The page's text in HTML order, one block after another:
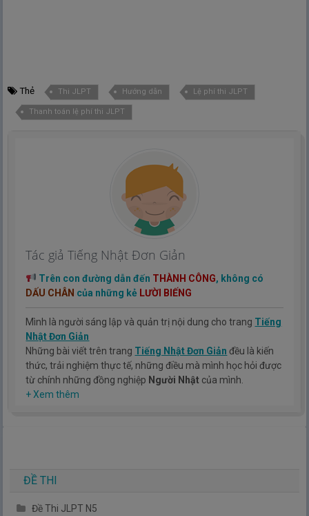
Thẻ Thi JLPT Hướng dẫn Lệ phí thi JLPT
Thanh toán lệ phí thi JLPT
Tác giả Tiếng Nhật Đơn Giản
Trên con đường dẫn đến THÀNH CÔNG, không có
DẤU CHÂN của những kẻ LƯỜI BIẾNG
Mình là người sáng lập và quản trị nội dung cho trang Tiếng
Nhật Đơn Giản
Những bài viết trên trang Tiếng Nhật Đơn Giản đều là kiến
thức, trải nghiệm thực tế, những điều mà mình học hỏi được
từ chính những đồng nghiệp Người Nhật của mình.
Hy vọng rằng kinh nghiệm mà mình có được sẽ giúp các bạn
+ Xem thêm
ĐỀ THI
Đề Thi JLPT N5